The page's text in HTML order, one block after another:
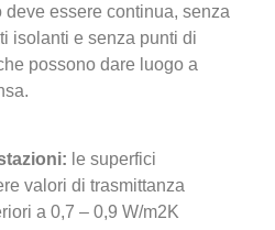
essere continua, senza
isolanti e senza punti di
possono dare luogo a
le superfici
valori di trasmittanza
a 0,7 – 0,9 W/m2K